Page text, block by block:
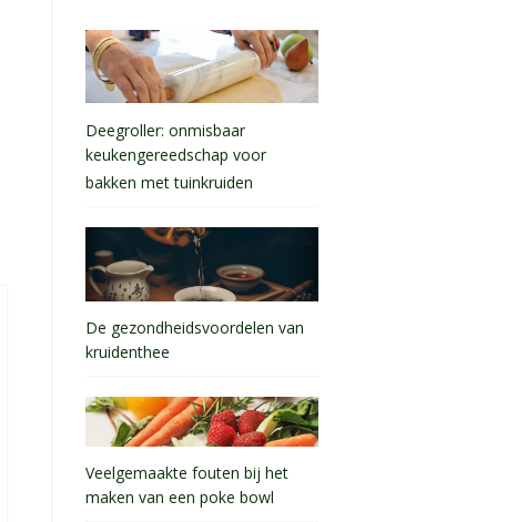
Deegroller: onmisbaar
keukengereedschap voor
bakken met tuinkruiden
De gezondheidsvoordelen van
kruidenthee
Veelgemaakte fouten bij het
maken van een poke bowl